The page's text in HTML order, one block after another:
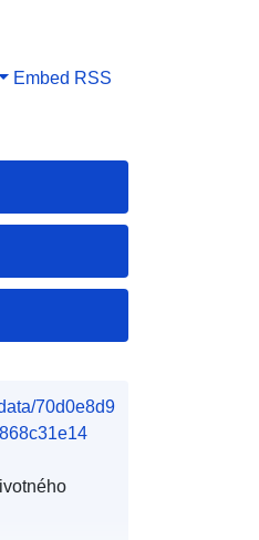
Embed RSS
70d0e8d9